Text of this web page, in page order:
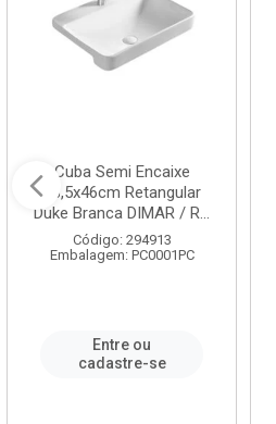
Cuba Semi Encaixe
58,5x46cm Retangular
Duke Branca DIMAR / R...
Código: 294913
Embalagem: PC0001PC
Entre ou
cadastre-se